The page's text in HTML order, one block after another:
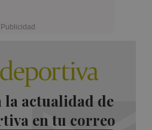
la actualidad de
en tu correo